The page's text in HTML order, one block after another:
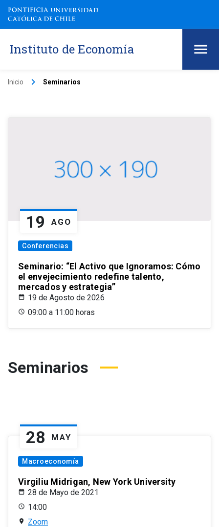
Instituto de Economía
Inicio keyboard_arrow_right Seminarios
19 AGO
Conferencias
Seminario: “El Activo que Ignoramos: Cómo
el envejecimiento redefine talento,
mercados y estrategia”
19 de Agosto de 2026
09:00 a 11:00 horas
Seminarios
28 MAY
Macroeconomía
Virgiliu Midrigan, New York University
28 de Mayo de 2021
14:00
Zoom